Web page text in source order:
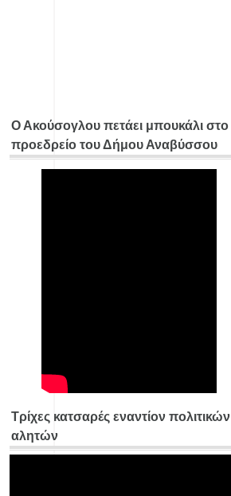
Ο Ακούσογλου πετάει μπουκάλι στο
προεδρείο του Δήμου Αναβύσσου
Τρίχες κατσαρές εναντίον πολιτικών
αλητών